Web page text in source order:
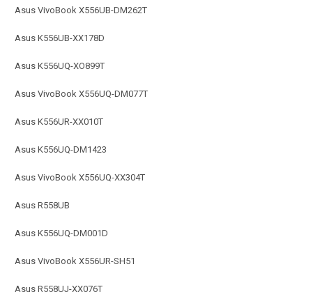
Asus VivoBook X556UB-DM262T
Asus K556UB-XX178D
Asus K556UQ-XO899T
Asus VivoBook X556UQ-DM077T
Asus K556UR-XX010T
Asus K556UQ-DM1423
Asus VivoBook X556UQ-XX304T
Asus R558UB
Asus K556UQ-DM001D
Asus VivoBook X556UR-SH51
Asus R558UJ-XX076T